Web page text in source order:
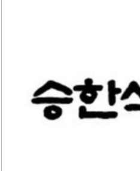
어 있어 편안한 식사를 할 수 있
식을..